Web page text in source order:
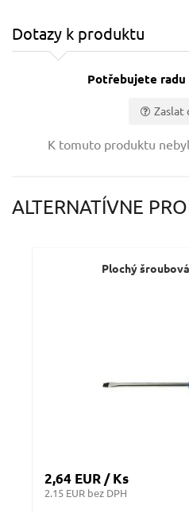
Dotazy k produktu
Potřebujete radu
Zaslat
K tomuto produktu
ALTERNATÍVNE
Plochý
2,64 EUR / Ks
2.15 EUR bez DPH